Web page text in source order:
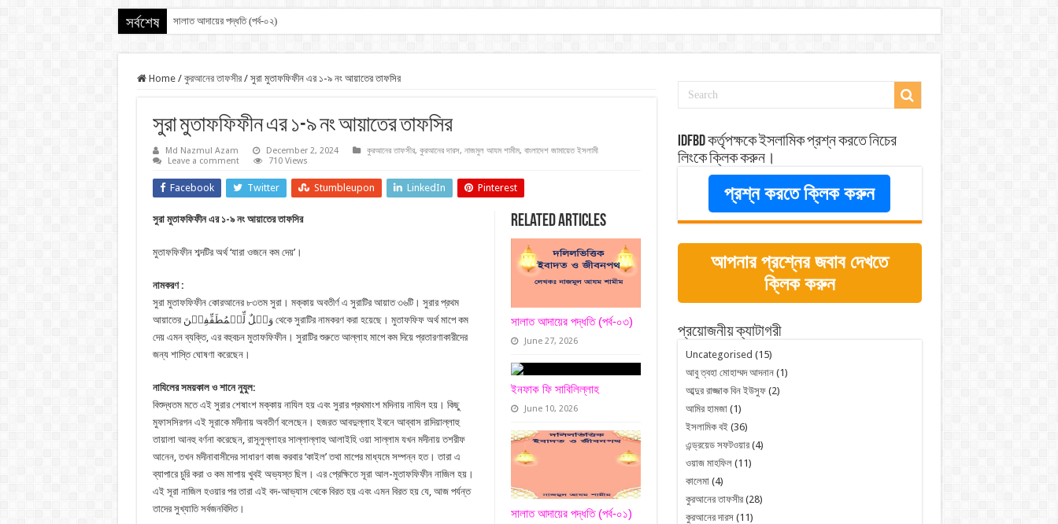
সর্বশেষ সালাত আদায়ের পদ্ধতি (পর্ব-০২)
Home / কুরআনের তাফসীর / সুরা মুতাফফিফীন এর ১-৯ নং আয়াতের তাফসির
সুরা মুতাফফিফীন এর ১-৯ নং আয়াতের তাফসির
Md Nazmul Azam December 2, 2024 কুরআনের তাফসীর, কুরআনের দারস, নাজমুল আযম শামীম, বাংলাদেশ জামায়েত ইসলামী
Leave a comment
710 Views
Facebook Twitter Stumbleupon LinkedIn Pinterest
Related Articles
সালাত আদায়ের পদ্ধতি (পর্ব-০৩)
June 27, 2026
ইনফাক ফি সাবিলিল্লাহ
June 10, 2026
সালাত আদায়ের পদ্ধতি (পর্ব-০১)
সুরা মুতাফফিফীন এর ১-৯ নং আয়াতের তাফসির
মুতাফফিফীন শব্দটির অর্থ ‘যারা ওজনে কম দেয়’।
নামকরণ :
সুরা মুতাফফিফীন‌ কোরআনের ৮৩তম সুরা। মক্কায় অবতীর্ণ এ সুরাটির আয়াত ৩৬টি। সুরার প্রথম
আয়াতের وَیۡلٌ لِّلۡمُطَفِّفِیۡنَ থেকে সুরাটির নামকরণ করা হয়েছে। মুতাফফিফ অর্থ মাপে কম
দেয় এমন ব্যক্তি, এর বহুবচন মুতাফফিফীন। সুরাটির শুরুতে আল্লাহ মাপে কম দিয়ে প্রতারণাকারীদের
জন্য শাস্তি ঘোষণা করেছেন।
নাযিলের সময়কাল ও শানে নুযুল:
বিশুদ্ধতম মতে এই সুরার শেষাংশ মক্কায় নাযিল হয় এবং সুরার প্রথমাংশ মদিনায় নাযিল হয়। কিছু
মুফাসসিরগন এই সূরাকে মদীনায় অবতীর্ণ বলেছেন। হজরত আবদুল্লাহ ইবনে আব্বাস রাদিয়াল্লাহু
তায়ালা আনহু বর্ণনা করেছেন, রাসূলুল্লাহর সাল্লাল্লাহু আলাইহি ওয়া সাল্লাম যখন মদীনায় তশরীফ
আনেন, তখন মদীনাবাসীদের সাধারণ কাজ করবার ‘কাইল’ তথা মাপের মাধ্যমে সম্পন্ন হত। তারা এ
ব্যাপারে চুরি করা ও কম মাপায় খুবই অভ্যস্ত ছিল। এর প্রেক্ষিতে সূরা আল-মুতাফফিফীন নাজিল হয়।
এই সূরা নাজিল হওয়ার পর তারা এই বদ-আভ্যাস থেকে বিরত হয় এবং এমন বিরত হয় যে, আজ পর্যন্ত
তাদের সুখ্যাতি সর্বজনবিদিত।
idfbd কর্তৃপক্ষকে ইসলামিক প্রশ্ন করতে নিচের
লিংকে ক্লিক করুন।
প্রশ্ন করতে ক্লিক করুন
আপনার প্রশ্নের জবাব দেখতে
ক্লিক করুন
প্রয়োজনীয় ক্যাটাগরী
Uncategorised (15)
আবু ত্বহা মোহাম্মদ আদনান(1)
আব্দুর রাজ্জাক বিন ইউসুফ(2)
আমির হামজা(1)
ইসলামিক বই(36)
এন্ড্রয়েড সফটওয়ার(4)
ওয়াজ মাহফিল(11)
কালেমা(4)
কুরআনের তাফসীর(28)
কুরআনের দারস(11)